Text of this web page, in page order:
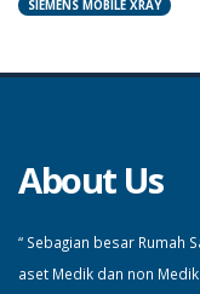
SIEMENS MOBILE XRAY
About Us
“ Sebagian besar Rumah
aset Medik dan non